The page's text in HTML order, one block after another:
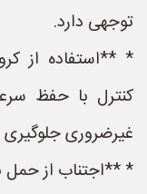
توجهی دارد.
* **استفاده از
کنترل با حفظ
غیرضروری
* **اجتناب از حمل